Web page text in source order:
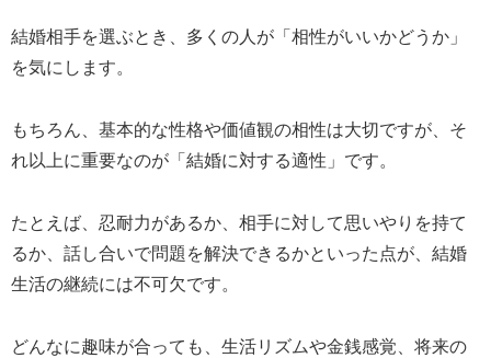
結婚相手を選ぶとき、多くの人が「相性がいいかどうか」
を気にします。
もちろん、基本的な性格や価値観の相性は大切ですが、そ
れ以上に重要なのが「結婚に対する適性」です。
たとえば、忍耐力があるか、相手に対して思いやりを持て
るか、話し合いで問題を解決できるかといった点が、結婚
生活の継続には不可欠です。
どんなに趣味が合っても、生活リズムや金銭感覚、将来の